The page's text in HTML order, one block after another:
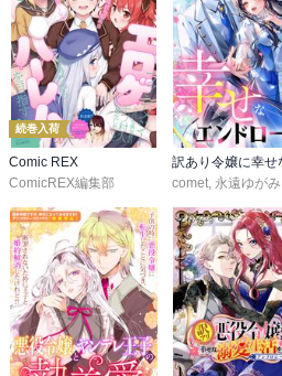
続巻入荷
Comic REX
ComicREX編集部
comet 永遠ゆがみ